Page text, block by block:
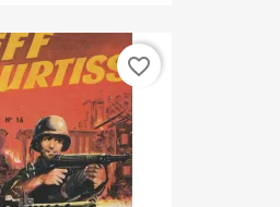
favorite_border